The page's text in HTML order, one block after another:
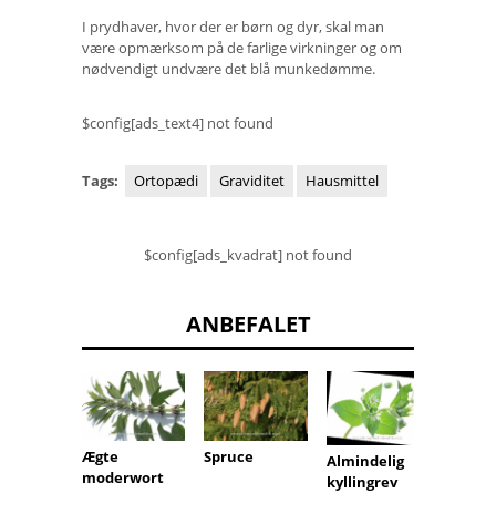
I prydhaver, hvor der er børn og dyr, skal man
være opmærksom på de farlige virkninger og om
nødvendigt undvære det blå munkedømme.
$config[ads_text4] not found
Tags: Ortopædi Graviditet Hausmittel
$config[ads_kvadrat] not found
ANBEFALET
Ægte
moderwort
Spruce
Almindelig
kyllingrev